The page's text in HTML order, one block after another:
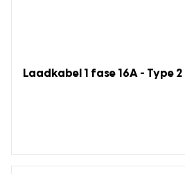
Laadkabel 1 fase 16A - Type 2